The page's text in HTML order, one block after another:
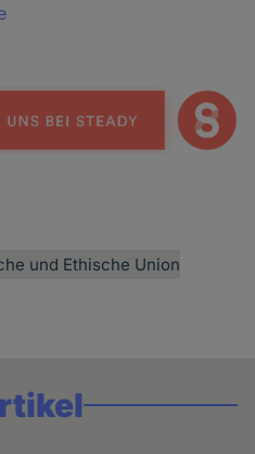
und Ethische Union